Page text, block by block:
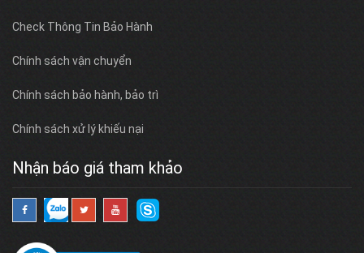
Check Thông Tin Bảo Hành
Chính sách vận chuyển
Chính sách bảo hành, bảo trì
Chính sách xử lý khiếu nại
Nhận báo giá tham khảo